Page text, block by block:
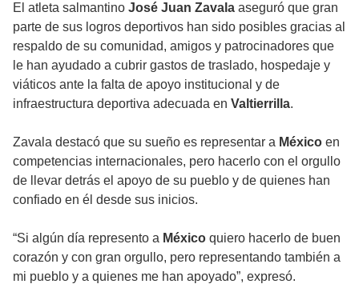
El atleta salmantino José Juan Zavala aseguró que gran
parte de sus logros deportivos han sido posibles gracias al
respaldo de su comunidad, amigos y patrocinadores que
le han ayudado a cubrir gastos de traslado, hospedaje y
viáticos ante la falta de apoyo institucional y de
infraestructura deportiva adecuada en Valtierrilla.
Zavala destacó que su sueño es representar a México en
competencias internacionales, pero hacerlo con el orgullo
de llevar detrás el apoyo de su pueblo y de quienes han
confiado en él desde sus inicios.
“Si algún día represento a México quiero hacerlo de buen
corazón y con gran orgullo, pero representando también a
mi pueblo y a quienes me han apoyado”, expresó.